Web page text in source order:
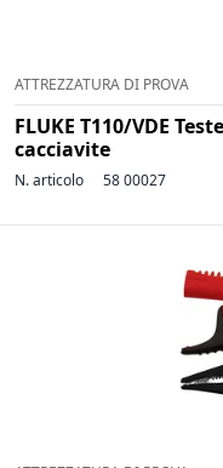
ATTREZZATURA DI PROVA
FLUKE T110/VDE
cacciavite
N. articolo 58 00027